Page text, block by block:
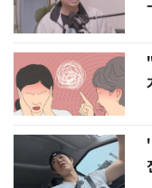
'